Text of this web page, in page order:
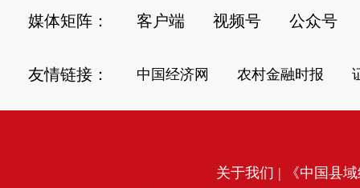
媒体矩阵： 客户端 视频号 公众号
友情链接： 中国经济网 农村金融时报
关于我们 | 《中国县